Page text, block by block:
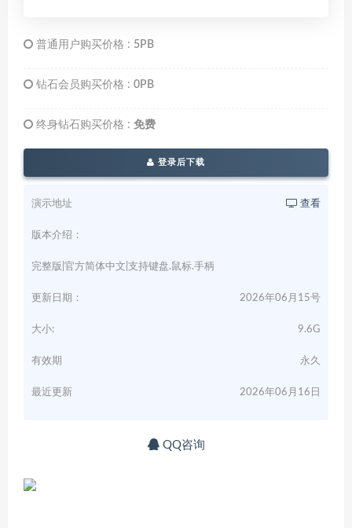
普通用户购买价格 : 5PB
钻石会员购买价格 : 0PB
终身钻石购买价格 : 免费
登录后下载
演示地址 查看
版本介绍：
完整版|官方简体中文|支持键盘.鼠标.手柄
更新日期： 2026年06月15号
大小: 9.6G
有效期 永久
最近更新 2026年06月16日
QQ咨询